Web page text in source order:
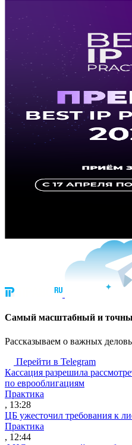
Cамый масштабный и
Рассказываем о важных
Перейти в Telegram
Кассация разрешила
по еврооблигациям
Практика
, 13:28
ЦБ ужесточил требования к
Практика
, 12:44